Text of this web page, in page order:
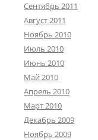
Сентябрь 2011
Август 2011
Ноябрь 2010
Июль 2010
Июнь 2010
Май 2010
Апрель 2010
Март 2010
Декабрь 2009
Ноябрь 2009